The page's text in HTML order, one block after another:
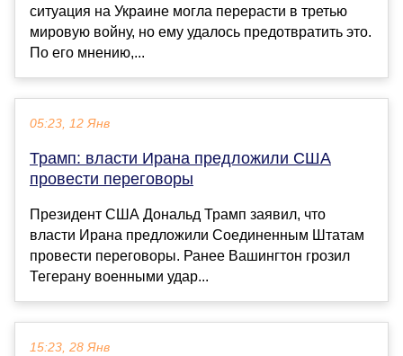
ситуация на Украине могла перерасти в третью
мировую войну, но ему удалось предотвратить это.
По его мнению,...
05:23, 12 Янв
Трамп: власти Ирана предложили США
провести переговоры
Президент США Дональд Трамп заявил, что
власти Ирана предложили Соединенным Штатам
провести переговоры. Ранее Вашингтон грозил
Тегерану военными удар...
15:23, 28 Янв